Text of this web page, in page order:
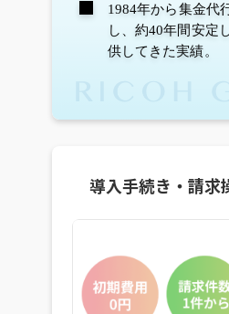
1984年から集金代
し、 約40年間安定
供してきた実績。
導入手続き・請求